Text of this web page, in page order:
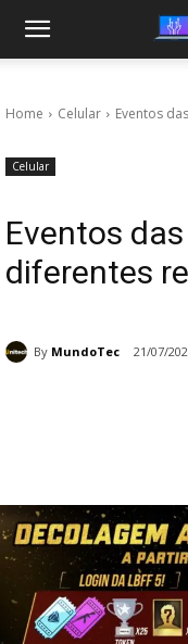
MundoTec
Home Celular Eventos
Celular
Eventos
diferentes
By MundoTec 21/07/